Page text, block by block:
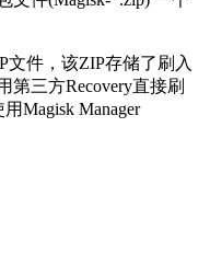
件，该ZIP存储了刷入
第三方Recovery直接刷
Magisk Manager